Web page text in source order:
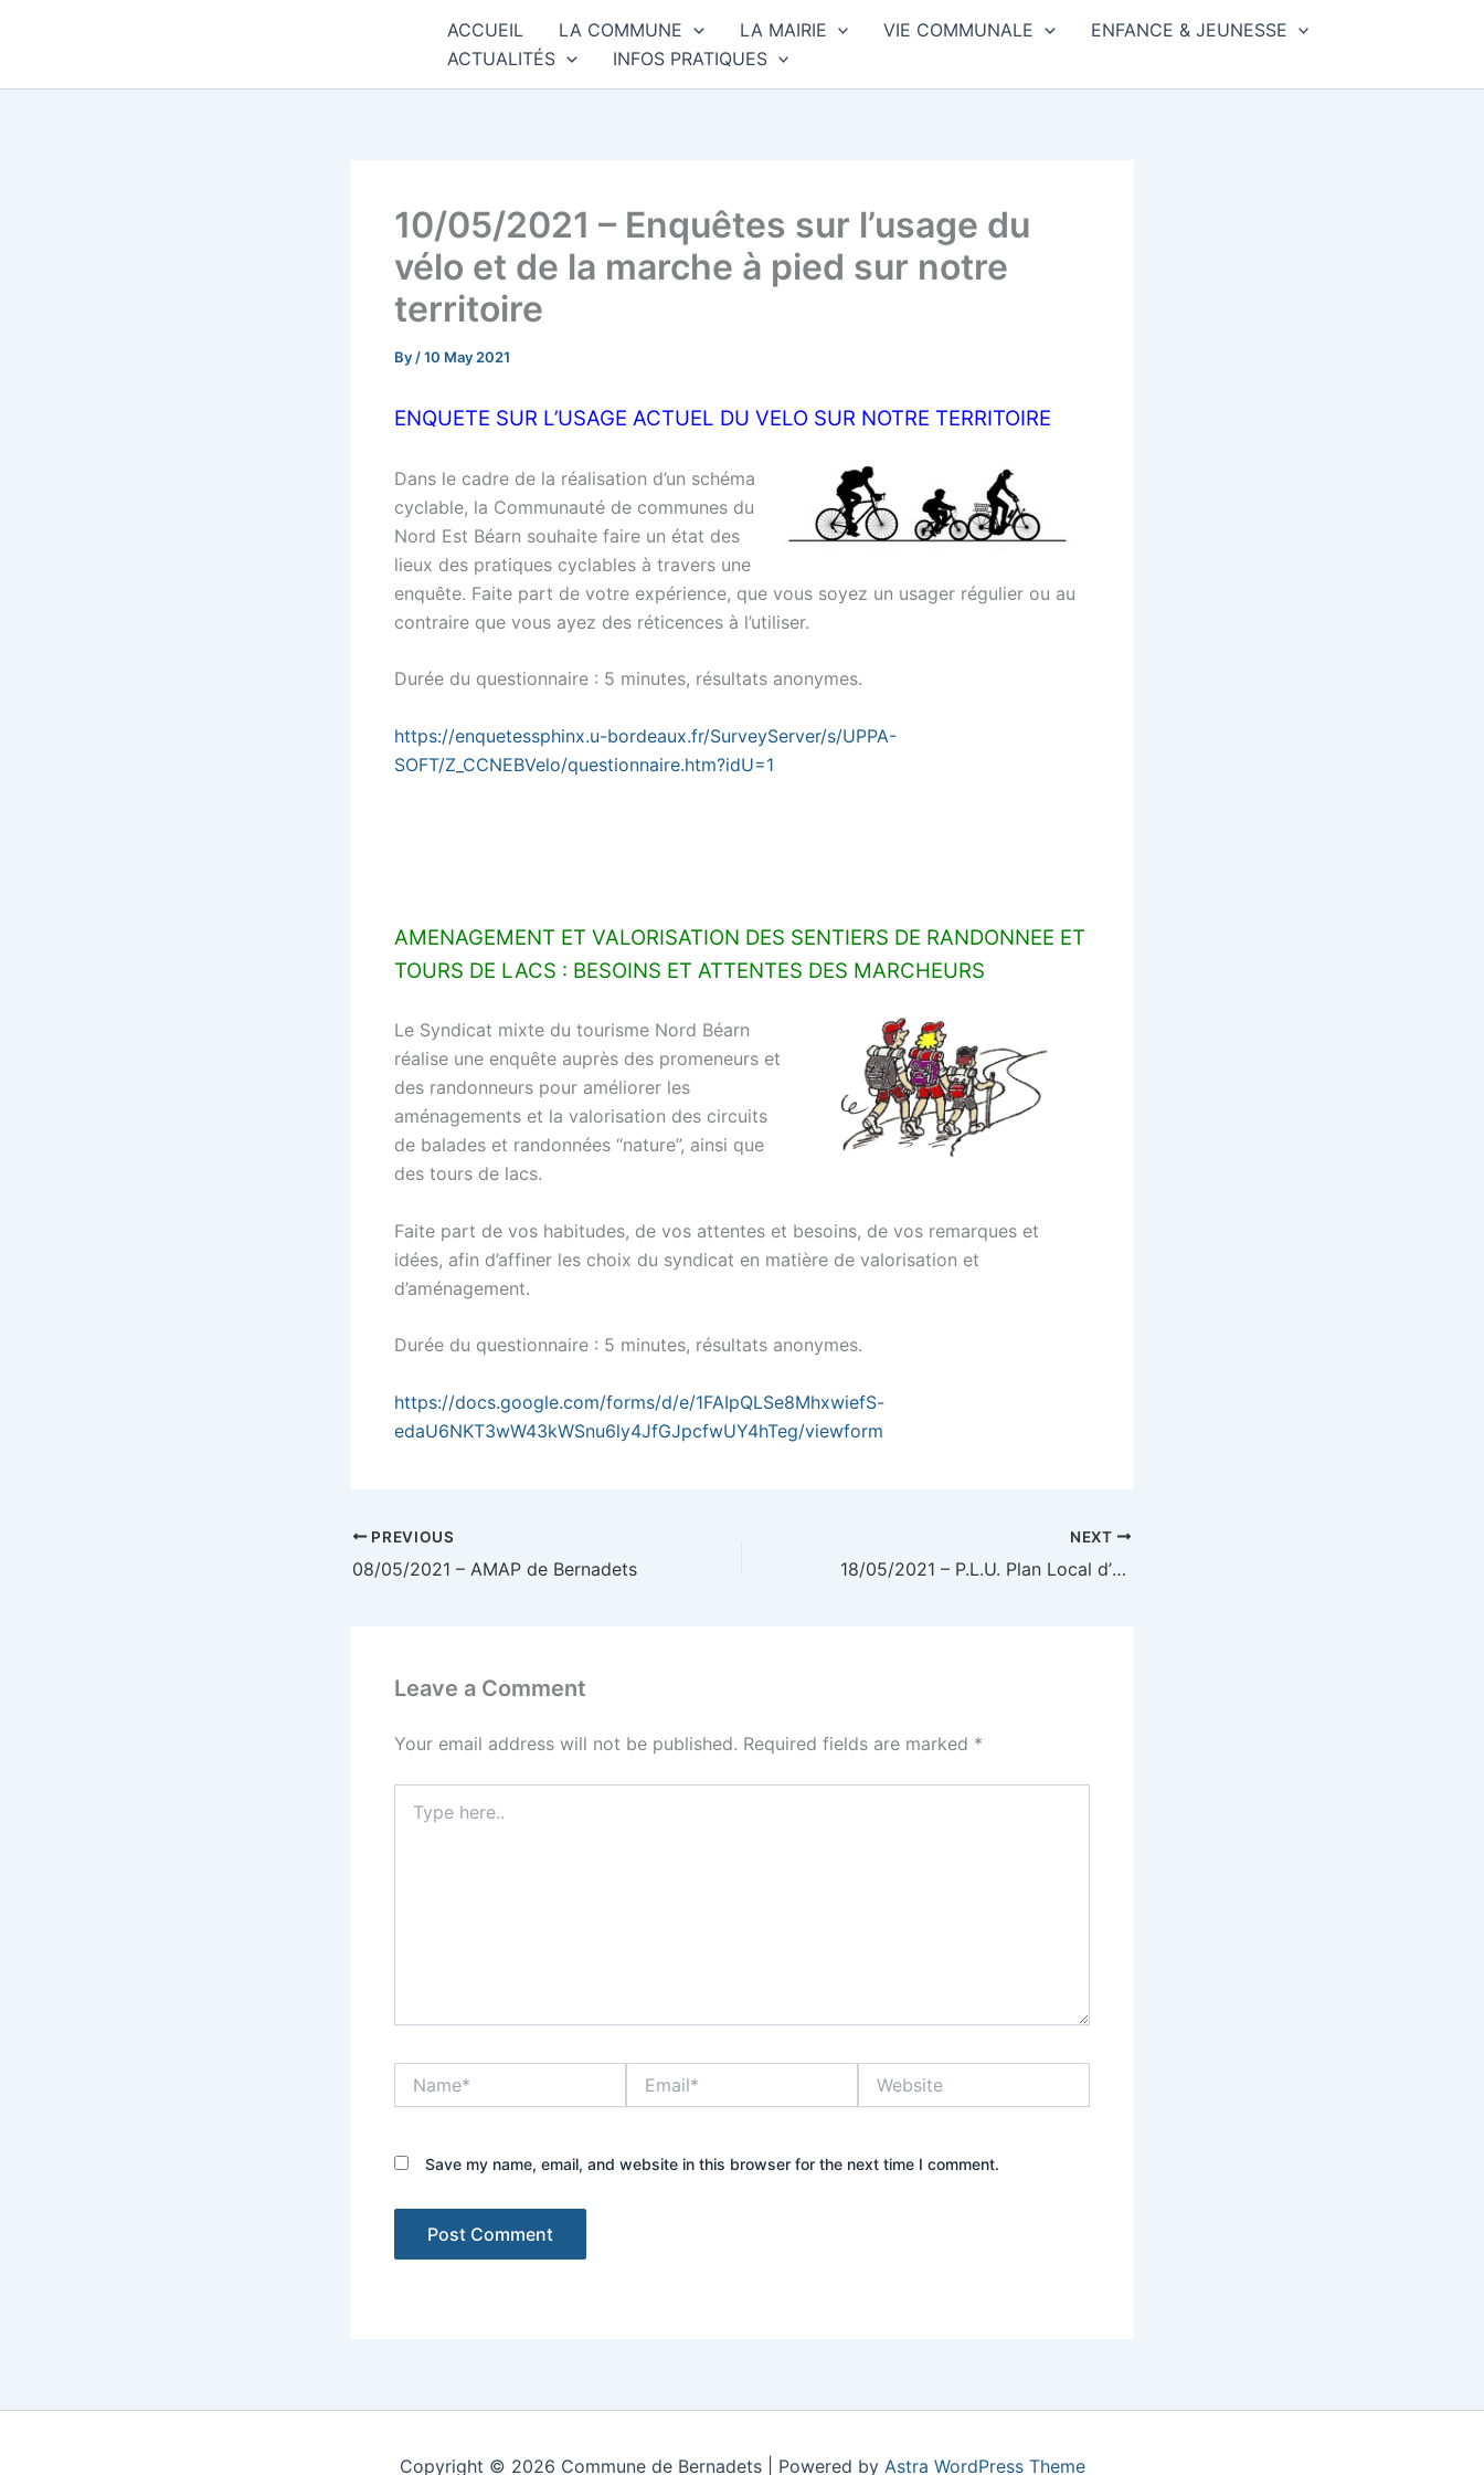
ACCUEIL LA COMMUNE LA MAIRIE VIE COMMUNALE
ENFANCE & JEUNESSE
ACTUALITÉS
INFOS PRATIQUES
10/05/2021 – Enquêtes sur l’usage du
vélo et de la marche à pied sur notre
territoire
By /10 May 2021
ENQUETE SUR L’USAGE ACTUEL DU VELO SUR NOTRE TERRITOIRE
Dans le cadre de la réalisation d’un schéma
cyclable, la Communauté de communes du
Nord Est Béarn souhaite faire un état des
lieux des pratiques cyclables à travers une
enquête. Faite part de votre expérience, que vous soyez un usager régulier ou au
contraire que vous ayez des réticences à l’utiliser.
Durée du questionnaire : 5 minutes, résultats anonymes.
https://enquetessphinx.u-bordeaux.fr/SurveyServer/s/UPPA-
SOFT/Z_CCNEBVelo/questionnaire.htm?idU=1
AMENAGEMENT ET VALORISATION DES SENTIERS DE RANDONNEE ET
TOURS DE LACS : BESOINS ET ATTENTES DES MARCHEURS
Le Syndicat mixte du tourisme Nord Béarn
réalise une enquête auprès des promeneurs et
des randonneurs pour améliorer les
aménagements et la valorisation des circuits
de balades et randonnées “nature”, ainsi que
des tours de lacs.
Faite part de vos habitudes, de vos attentes et besoins, de vos remarques et
idées, afin d’affiner les choix du syndicat en matière de valorisation et
d’aménagement.
Durée du questionnaire : 5 minutes, résultats anonymes.
https://docs.google.com/forms/d/e/1FAIpQLSe8MhxwiefS-
edaU6NKT3wW43kWSnu6ly4JfGJpcfwUY4hTeg/viewform
PREVIOUS
08/05/2021 – AMAP de Bernadets
NEXT
18/05/2021 – P.L.U. Plan Local d’Urbanisme Bernadets
Leave a Comment
Your email address will not be published. Required fields are marked *
here..
Save my name, email, and website in this browser for the next time I comment.
Copyright © 2026 Commune de Bernadets | Powered by Astra WordPress Theme